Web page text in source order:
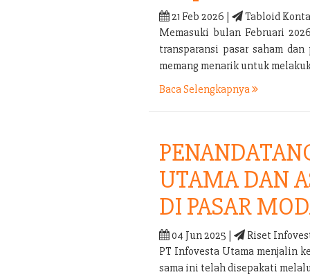
21 Feb 2026 |
Tabloid
Memasuki bulan Februari
transparansi pasar saham
memang menarik untuk
Baca Selengkapnya
UTAMA DAN
DI PASAR
04 Jun 2025 |
Riset
PT Infovesta Utama menjalin
sama ini telah disepakati